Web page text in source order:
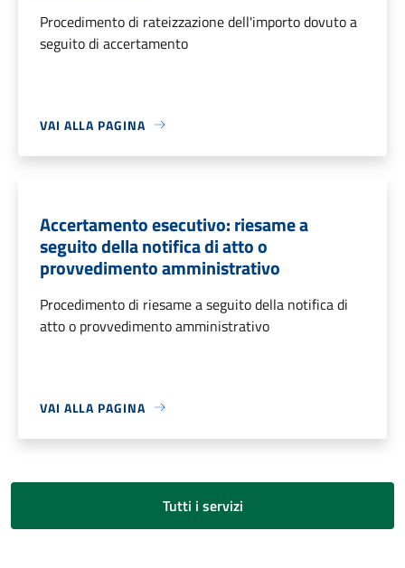
Procedimento di rateizzazione dell'importo dovuto a
seguito di accertamento
VAI ALLA PAGINA
Accertamento esecutivo: riesame a
seguito della notifica di atto o
provvedimento amministrativo
Procedimento di riesame a seguito della notifica di
atto o provvedimento amministrativo
VAI ALLA PAGINA
Tutti i servizi